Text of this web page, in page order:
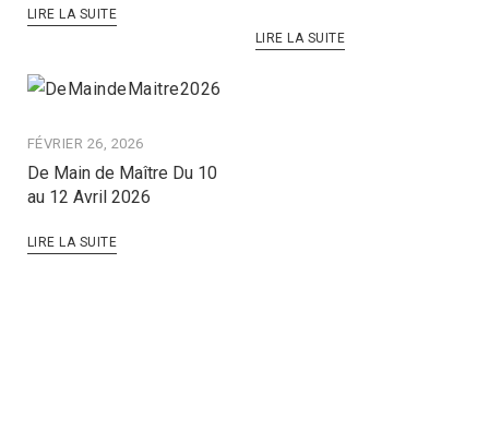
LIRE LA SUITE
LIRE LA SUITE
FÉVRIER 26, 2026
De Main de Maître Du 10
au 12 Avril 2026
LIRE LA SUITE